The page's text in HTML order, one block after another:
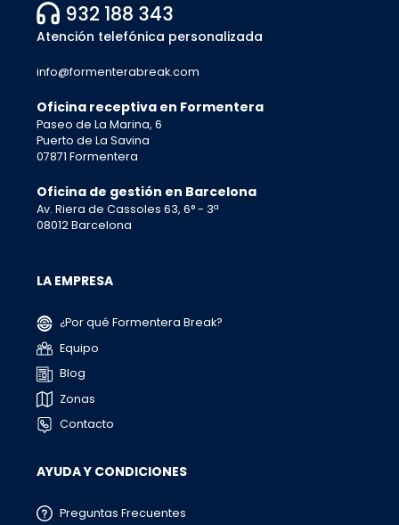
932 188 343
Atención telefónica personalizada
info@formenterabreak.com
Oficina receptiva en Formentera
Paseo de La Marina, 6
Puerto de La Savina
07871 Formentera
Oficina de gestión en Barcelona
Av. Riera de Cassoles 63, 6° - 3ª
08012 Barcelona
LA EMPRESA
¿Por qué Formentera Break?
Equipo
Blog
Zonas
Contacto
AYUDA Y CONDICIONES
Preguntas Frecuentes